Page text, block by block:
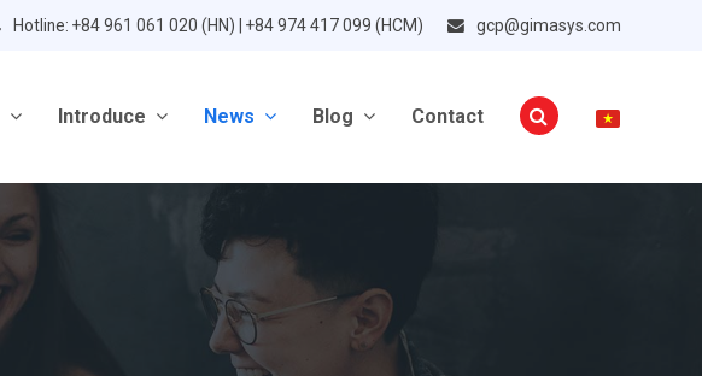
Hotline: +84 961 061 020 (HN) | +84 974 417 099 (HCM) gcp@gimasys.com
Introduce News Blog Contact